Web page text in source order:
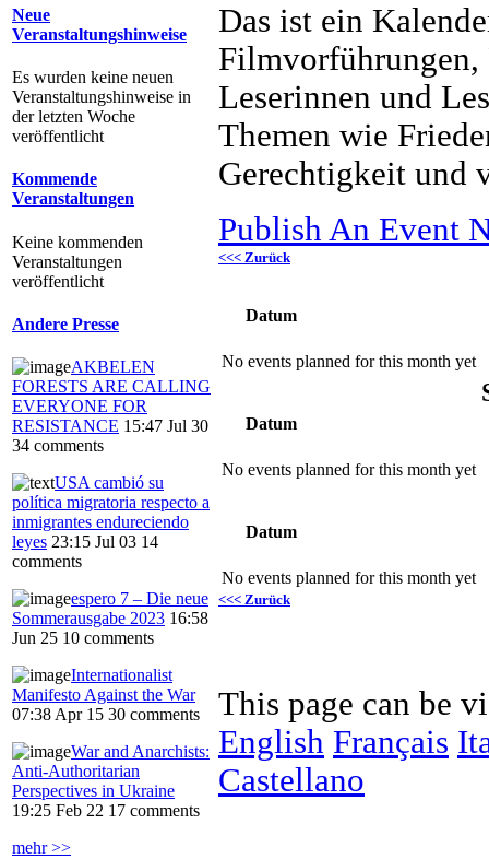
Neue
Veranstaltungshinweise
Es wurden keine neuen
Veranstaltungshinweise in
der letzten Woche
veröffentlicht
Kommende
Veranstaltungen
Keine kommenden
Veranstaltungen
veröffentlicht
Andere Presse
AKBELEN
FORESTS ARE CALLING
EVERYONE FOR
RESISTANCE 15:47 Jul 30
34 comments
USA cambió su
política migratoria respecto a
inmigrantes endureciendo
leyes 23:15 Jul 03 14
comments
espero 7 – Die neue
Sommerausgabe 2023 16:58
Jun 25 10 comments
Internationalist
Manifesto Against the War
07:38 Apr 15 30 comments
War and Anarchists:
Anti-Authoritarian
Perspectives in Ukraine
19:25 Feb 22 17 comments
mehr >>
Das ist ein
Filmvorführungen,
Leserinnen und
Themen wie
Gerechtigkeit und
Publish An Event
<<< Zurück
Datum
No events planned for this month yet
Datum
No events planned for this month yet
Datum
No events planned for this month yet
<<< Zurück
This page can be
English Français
Castellano